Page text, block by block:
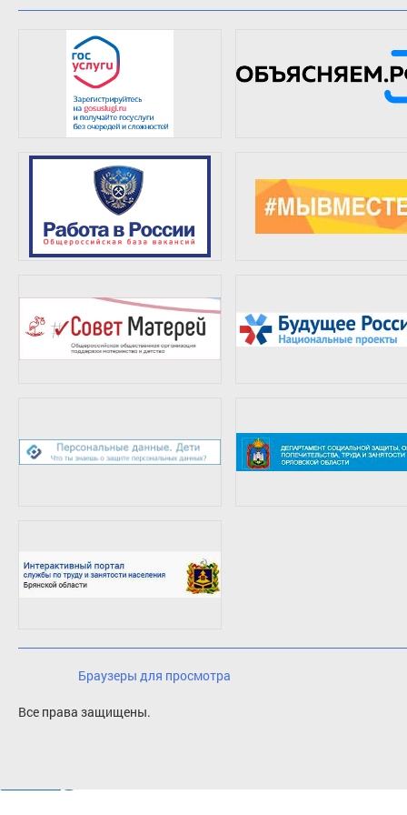
Браузеры для просмотра
Все права защищены.